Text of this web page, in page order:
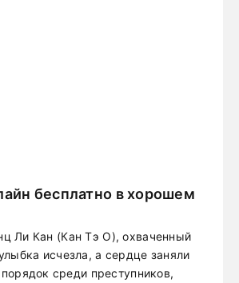
бесплатно в хорошем
Ли Кан (Кан Тэ О), охваченный
исчезла, а сердце заняли
среди преступников,